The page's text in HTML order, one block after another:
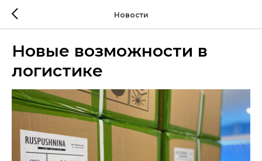
Новости
Новые возможности в
логистике